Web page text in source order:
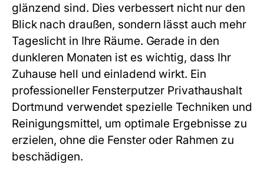
glänzend sind. Dies verbessert nicht nur den
Blick nach draußen, sondern lässt auch mehr
Tageslicht in Ihre Räume. Gerade in den
dunkleren Monaten ist es wichtig, dass Ihr
Zuhause hell und einladend wirkt. Ein
professioneller Fensterputzer Privathaushalt
Dortmund verwendet spezielle Techniken und
Reinigungsmittel, um optimale Ergebnisse zu
erzielen, ohne die Fenster oder Rahmen zu
beschädigen.